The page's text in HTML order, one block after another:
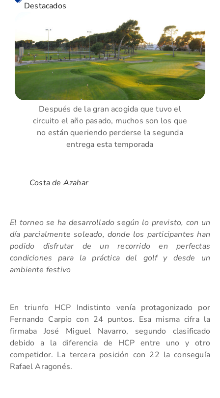
Destacados
Después de la gran acogida que tuvo el
circuito el año pasado, muchos son los que
no están queriendo perderse la segunda
entrega esta temporada
Costa de Azahar
El torneo se ha desarrollado según lo previsto, con un
día parcialmente soleado, donde los participantes han
podido disfrutar de un recorrido en perfectas
condiciones para la práctica del golf y desde un
ambiente festivo
En triunfo HCP Indistinto venía protagonizado por
Fernando Carpio con 24 puntos. Esa misma cifra la
firmaba José Miguel Navarro, segundo clasificado
debido a la diferencia de HCP entre uno y otro
competidor. La tercera posición con 22 la conseguía
Rafael Aragonés.